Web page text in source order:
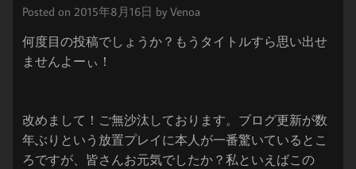
Posted on 2015年8月16日 by Venoa
何度目の投稿でしょうか？もうタイトルすら思い出せ
ませんよーぃ！
改めまして！ご無沙汰しております。ブログ更新が数
年ぶりという放置プレイに本人が一番驚いているとこ
ろですが、皆さんお元気でしたか？私といえばこの